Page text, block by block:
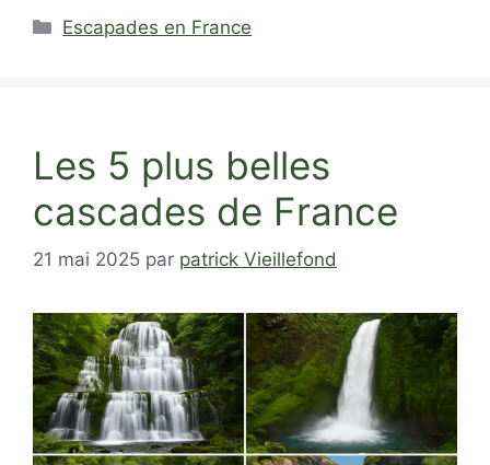
Catégories
Escapades en France
Les 5 plus belles
cascades de France
21 mai 2025 par patrick Vieillefond